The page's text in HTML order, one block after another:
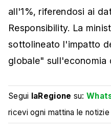
all'1%, riferendosi ai
Responsibility. La
sottolineato l'impatto
globale" sull'economia
Segui laRegione su:
ricevi ogni mattina le notizie